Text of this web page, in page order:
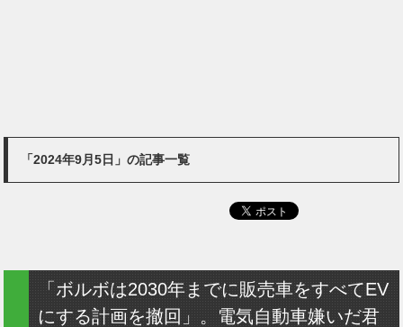
「2024年9月5日」の記事一覧
「ボルボは2030年までに販売車をすべてEV
にする計画を撤回」。電気自動車嫌いだ君